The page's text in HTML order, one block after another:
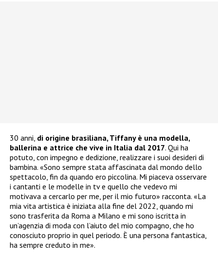
30 anni, di origine brasiliana, Tiffany è una modella,
ballerina e attrice che vive in Italia dal 2017. Qui ha
potuto, con impegno e dedizione, realizzare i suoi desideri di
bambina. «Sono sempre stata affascinata dal mondo dello
spettacolo, fin da quando ero piccolina. Mi piaceva osservare
i cantanti e le modelle in tv e quello che vedevo mi
motivava a cercarlo per me, per il mio futuro» racconta. «La
mia vita artistica è iniziata alla fine del 2022, quando mi
sono trasferita da Roma a Milano e mi sono iscritta in
un’agenzia di moda con l’aiuto del mio compagno, che ho
conosciuto proprio in quel periodo. È una persona fantastica,
ha sempre creduto in me».